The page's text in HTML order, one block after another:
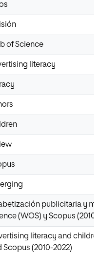
of Science
literacy
publicitaria y
(WOS) y Scopus (2010-
literacy and
Scopus (2010-2022)